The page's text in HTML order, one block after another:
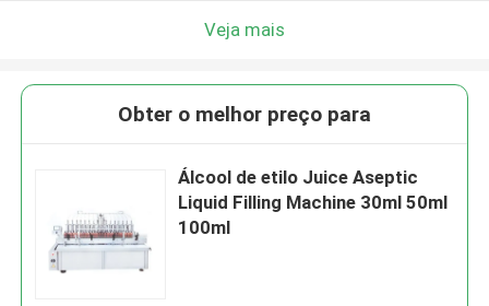
Veja mais
Obter o melhor preço para
Álcool de etilo Juice Aseptic
Liquid Filling Machine 30ml 50ml
100ml